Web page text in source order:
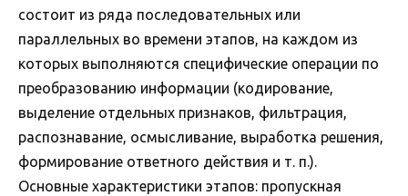
состоит из ряда последовательных или
параллельных во времени этапов, на каждом из
которых выполняются специфические операции по
преобразованию информации (кодирование,
выделение отдельных признаков, фильтрация,
распознавание, осмысливание, выработка решения,
формирование ответного действия и т. п.).
Основные характеристики этапов: пропускная